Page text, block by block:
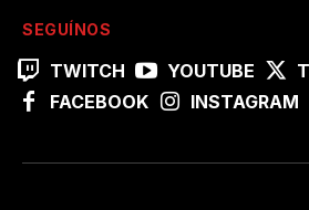
SEGUÍNOS
TWITCH YOUTUBE
FACEBOOK
INSTAGRAM